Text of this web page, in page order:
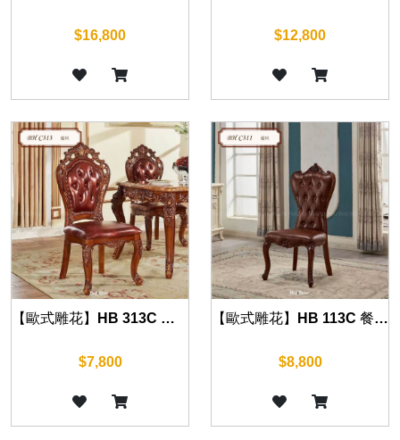
$16,800 $12,800
【歐式雕花】HB 313C 餐椅(復古棕)
$7,800
【歐式雕花】HB 113C 餐椅(復古棕)
$8,800